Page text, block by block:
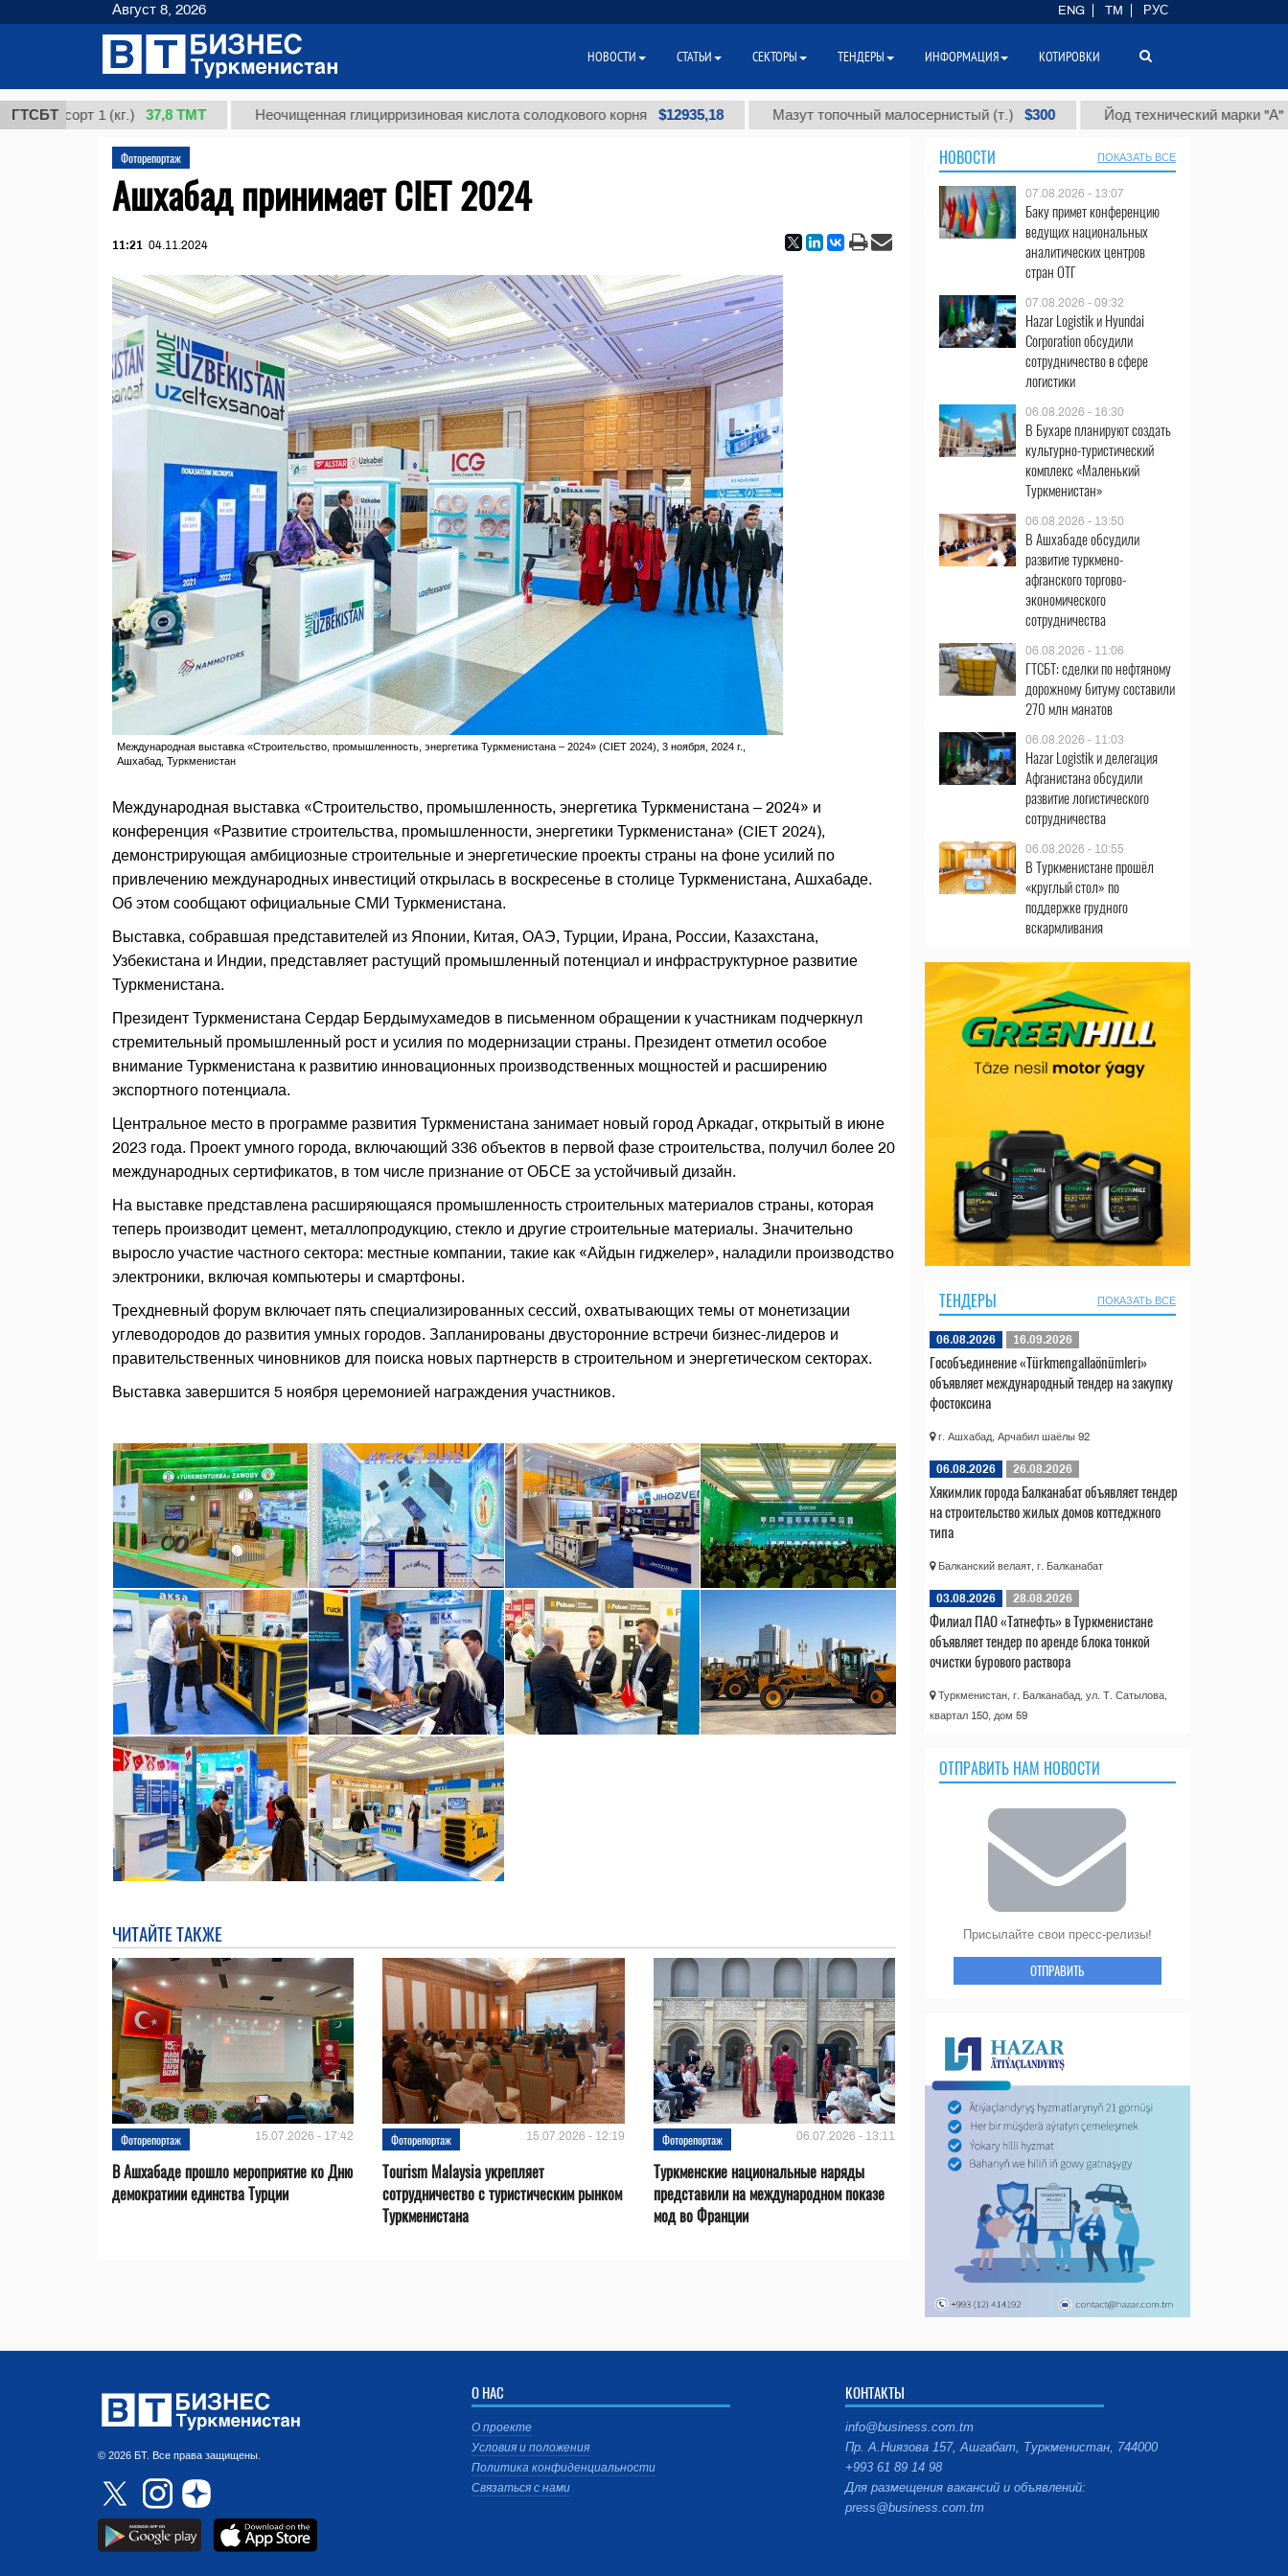
ГТСБТ
сорт 1 (кг.) 37,8 ТМТ Неочищенная глицирризиновая кислота солодкового корня $12935,18 Мазут топочный малосернистый (т.) $300 Йод технический марки "А" (т.)
Фоторепортаж
Ашхабад принимает CIET 2024
11:21 04.11.2024
Международная выставка «Строительство, промышленность, энергетика Туркменистана – 2024» (CIET 2024), 3 ноября, 2024 г.,
Ашхабад, Туркменистан
Международная выставка «Строительство, промышленность, энергетика Туркменистана – 2024» и
конференция «Развитие строительства, промышленности, энергетики Туркменистана» (CIET 2024),
демонстрирующая амбициозные строительные и энергетические проекты страны на фоне усилий по
привлечению международных инвестиций открылась в воскресенье в столице Туркменистана, Ашхабаде.
Об этом сообщают официальные СМИ Туркменистана.
Выставка, собравшая представителей из Японии, Китая, ОАЭ, Турции, Ирана, России, Казахстана,
Узбекистана и Индии, представляет растущий промышленный потенциал и инфраструктурное развитие
Туркменистана.
Президент Туркменистана Сердар Бердымухамедов в письменном обращении к участникам подчеркнул
стремительный промышленный рост и усилия по модернизации страны. Президент отметил особое
внимание Туркменистана к развитию инновационных производственных мощностей и расширению
экспортного потенциала.
Центральное место в программе развития Туркменистана занимает новый город Аркадаг, открытый в июне
2023 года. Проект умного города, включающий 336 объектов в первой фазе строительства, получил более 20
международных сертификатов, в том числе признание от ОБСЕ за устойчивый дизайн.
На выставке представлена расширяющаяся промышленность строительных материалов страны, которая
теперь производит цемент, металлопродукцию, стекло и другие строительные материалы. Значительно
выросло участие частного сектора: местные компании, такие как «Айдын гиджелер», наладили производство
электроники, включая компьютеры и смартфоны.
Трехдневный форум включает пять специализированных сессий, охватывающих темы от монетизации
углеводородов до развития умных городов. Запланированы двусторонние встречи бизнес-лидеров и
правительственных чиновников для поиска новых партнерств в строительном и энергетическом секторах.
Выставка завершится 5 ноября церемонией награждения участников.
ЧИТАЙТЕ ТАКЖЕ
Фоторепортаж 15.07.2026 - 17:42
В Ашхабаде прошло мероприятие ко Дню
демократиии единства Турции
Фоторепортаж 15.07.2026 - 12:19
Tourism Malaysia укрепляет
сотрудничество с туристическим рынком
Туркменистана
Фоторепортаж 06.07.2026 - 13:11
Туркменские национальные наряды
представили на международном показе
мод во Франции
НОВОСТИ ПОКАЗАТЬ ВСЕ
07.08.2026 - 13:07
Баку примет конференцию
ведущих национальных
аналитических центров
стран ОТГ
07.08.2026 - 09:32
Hazar Logistik и Hyundai
Corporation обсудили
сотрудничество в сфере
логистики
06.08.2026 - 16:30
В Бухаре планируют создать
культурно-туристический
комплекс «Маленький
Туркменистан»
06.08.2026 - 13:50
В Ашхабаде обсудили
развитие туркмено-
афганского торгово-
экономического
сотрудничества
06.08.2026 - 11:06
ГТСБТ: сделки по нефтяному
дорожному битуму составили
270 млн манатов
06.08.2026 - 11:03
Hazar Logistik и делегация
Афганистана обсудили
развитие логистического
сотрудничества
06.08.2026 - 10:55
В Туркменистане прошёл
«круглый стол» по
поддержке грудного
вскармливания
ТЕНДЕРЫ ПОКАЗАТЬ ВСЕ
06.08.2026 16.09.2026
Гособъединение «Türkmengallaönümleri»
объявляет международный тендер на закупку
фостоксина
г. Ашхабад, Арчабил шаёлы 92
06.08.2026 26.08.2026
Хякимлик города Балканабат объявляет тендер
на строительство жилых домов коттеджного
типа
Балканский велаят, г. Балканабат
03.08.2026 28.08.2026
Филиал ПАО «Татнефть» в Туркменистане
объявляет тендер по аренде блока тонкой
очистки бурового раствора
Туркменистан, г. Балканабад, ул. Т. Сатылова,
квартал 150, дом 59
ОТПРАВИТЬ НАМ НОВОСТИ
Присылайте свои пресс-релизы!
ОТПРАВИТЬ
© 2026 БТ. Все права защищены.
О НАС
О проекте
Условия и положения
Политика конфиденциальности
Связаться с нами
КОНТАКТЫ
info@business.com.tm
Пр. А.Ниязова 157, Ашгабат, Туркменистан, 744000
+993 61 89 14 98
Для размещения вакансий и объявлений:
press@business.com.tm
Август 8, 2026 ENG TM РУС
НОВОСТИ СТАТЬИ СЕКТОРЫ ТЕНДЕРЫ ИНФОРМАЦИЯ КОТИРОВКИ